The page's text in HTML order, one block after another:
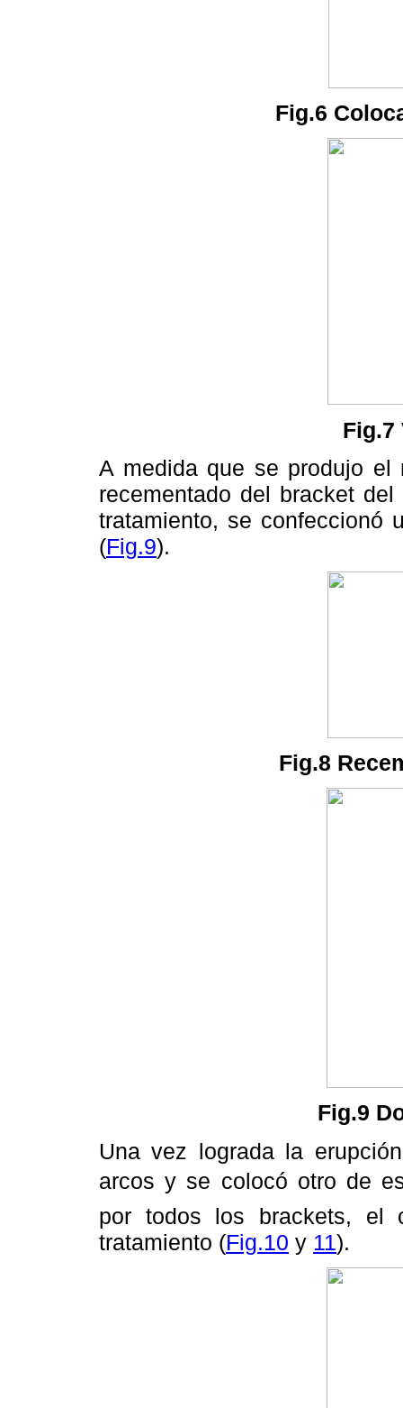
Fig.6
Fig.7
A medida que se produjo el
recementado del bracket del
tratamiento, se confeccionó
(Fig.9).
Fig.8
Fig.9
Una vez lograda la
arcos y se colocó otro de
por todos los brackets, el
tratamiento (Fig.10 y 11).